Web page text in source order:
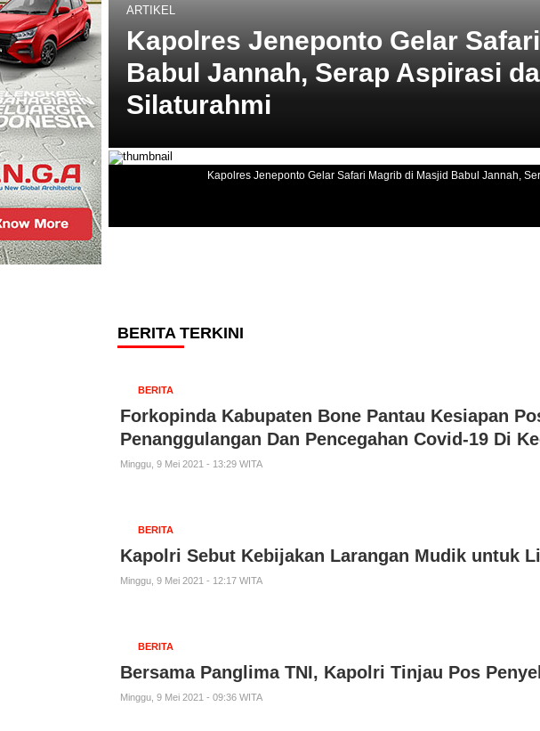
ARTIKEL
Kapolres Jeneponto Gelar
Babul Jannah, Serap Aspirasi
Silaturahmi
Kapolres Jeneponto Gelar Safari Magrib di Masjid Babul Jannah,
BERITA TERKINI
BERITA
Forkopinda Kabupaten Bone Pantau Kesiapan
Penanggulangan Dan Pencegahan Covid-19 Di
Minggu, 9 Mei 2021 - 13:29 WITA
BERITA
Kapolri Sebut Kebijakan Larangan Mudik untuk
Minggu, 9 Mei 2021 - 12:17 WITA
BERITA
Bersama Panglima TNI, Kapolri Tinjau Pos
Minggu, 9 Mei 2021 - 09:36 WITA